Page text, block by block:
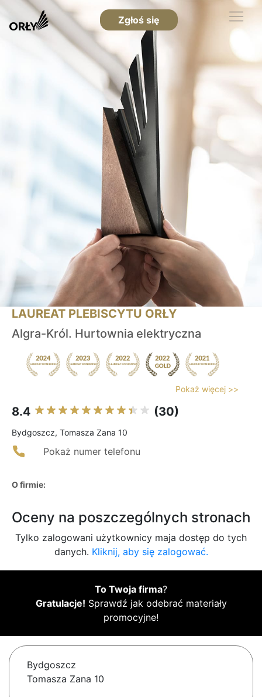
Zgłoś się
LAUREAT PLEBISCYTU ORŁY
Algra-Król. Hurtownia elektryczna
Pokaż więcej >>
8.4 (30)
Bydgoszcz, Tomasza Zana 10
Pokaż numer telefonu
O firmie:
Oceny na poszczególnych stronach
Tylko zalogowani użytkownicy maja dostęp do tych
danych. Kliknij, aby się zalogować.
To Twoja firma?
Gratulacje! Sprawdź jak odebrać materiały
promocyjne!
Bydgoszcz
Tomasza Zana 10